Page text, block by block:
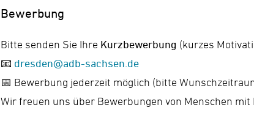
Bewerbung
Bitte senden Sie Ihre Kurzbewerbung (kurzes
📧 dresden@adb-sachsen.de
📅 Bewerbung jederzeit möglich (bitte
Wir freuen uns über Bewerbungen von Menschen